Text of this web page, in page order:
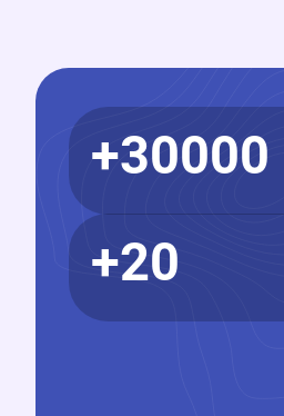
30000+
20+